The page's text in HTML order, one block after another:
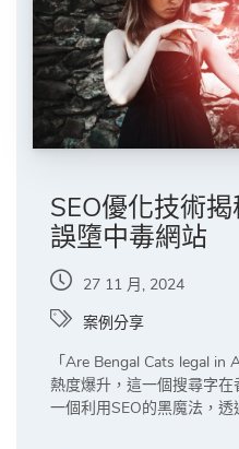
SEO優化技術
誤墮中毒網站
27 11 月, 2024
案例分享
「Are Bengal Cats legal
熱度爆升，這一個搜尋字
一個利用SEO的黑魔法，